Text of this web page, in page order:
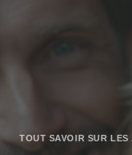
TOUT SAVOIR SUR LES